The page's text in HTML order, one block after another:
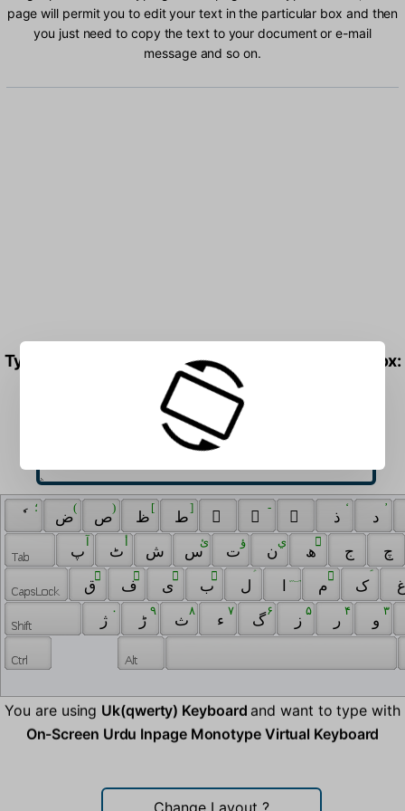
page will permit you to edit your text in the particular box and then
you just need to copy the text to your document or e-mail
message and so on.
Type Urdu Inpage Monotype characters into the box:
ٗ ض
(
ص
)
ظ
[
ط
]
ً ٰ
-
ٓ
‘ ’
پ ٹ س ت ن ھ
ٌ
ق
ّ
ف
ِ
ی
ٍ
ب
ُ ؑ
ا م
ْ
ک
ؐ
ژ
۰
ڑ
۹
ث
۸ ۷
گ
۶
ز
۵
ر
۴ ۳
You are using Uk(qwerty) Keyboard and want to type with
On-Screen Urdu Inpage Monotype Virtual Keyboard
Change Layout ?